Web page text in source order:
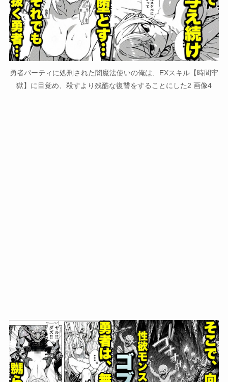
勇者パーティに処刑された闇魔法使いの俺は、EXスキル【時間牢
獄】に目覚め、殺すより残酷な復讐をすることにした2 画像4